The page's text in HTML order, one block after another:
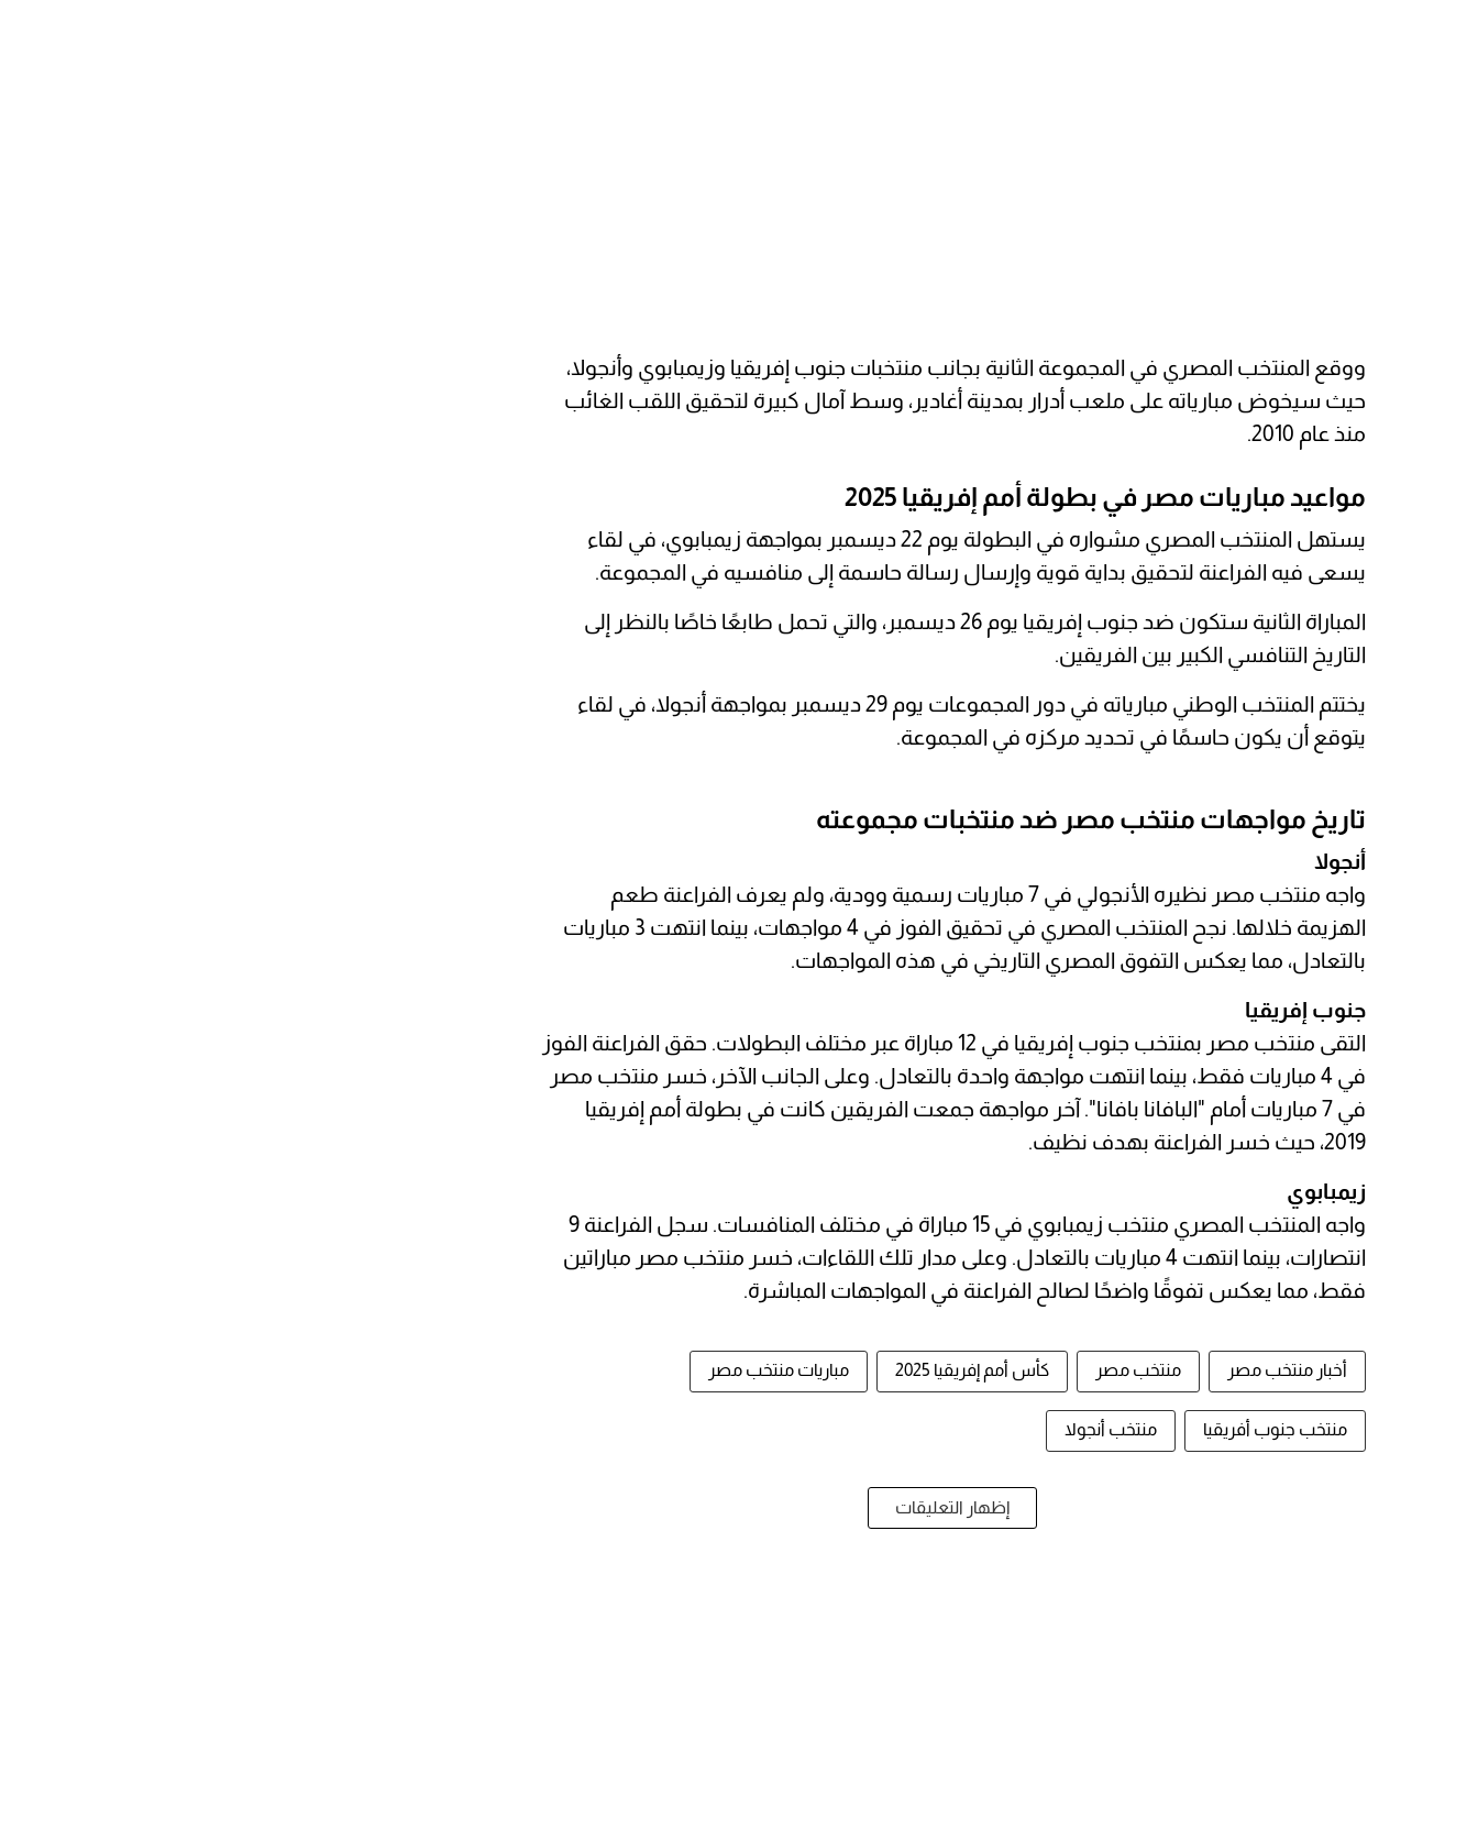
ووقع المنتخب المصري في المجموعة الثانية بجانب منتخبات جنوب إفريقيا وزيمبابوي وأنجولا،
حيث سيخوض مبارياته على ملعب أدرار بمدينة أغادير، وسط آمال كبيرة لتحقيق اللقب الغائب
منذ عام 2010.
مواعيد مباريات مصر في بطولة أمم إفريقيا 2025
يستهل المنتخب المصري مشواره في البطولة يوم 22 ديسمبر بمواجهة زيمبابوي، في لقاء
يسعى فيه الفراعنة لتحقيق بداية قوية وإرسال رسالة حاسمة إلى منافسيه في المجموعة.
المباراة الثانية ستكون ضد جنوب إفريقيا يوم 26 ديسمبر، والتي تحمل طابعًا خاصًا بالنظر إلى
التاريخ التنافسي الكبير بين الفريقين.
يختتم المنتخب الوطني مبارياته في دور المجموعات يوم 29 ديسمبر بمواجهة أنجولا، في لقاء
يتوقع أن يكون حاسمًا في تحديد مركزه في المجموعة.
تاريخ مواجهات منتخب مصر ضد منتخبات مجموعته
أنجولا
واجه منتخب مصر نظيره الأنجولي في 7 مباريات رسمية وودية، ولم يعرف الفراعنة طعم
الهزيمة خلالها. نجح المنتخب المصري في تحقيق الفوز في 4 مواجهات، بينما انتهت 3 مباريات
بالتعادل، مما يعكس التفوق المصري التاريخي في هذه المواجهات.
جنوب إفريقيا
التقى منتخب مصر بمنتخب جنوب إفريقيا في 12 مباراة عبر مختلف البطولات. حقق الفراعنة الفوز
في 4 مباريات فقط، بينما انتهت مواجهة واحدة بالتعادل. وعلى الجانب الآخر، خسر منتخب مصر
في 7 مباريات أمام "البافانا بافانا". آخر مواجهة جمعت الفريقين كانت في بطولة أمم إفريقيا
2019، حيث خسر الفراعنة بهدف نظيف.
زيمبابوي
واجه المنتخب المصري منتخب زيمبابوي في 15 مباراة في مختلف المنافسات. سجل الفراعنة 9
انتصارات، بينما انتهت 4 مباريات بالتعادل. وعلى مدار تلك اللقاءات، خسر منتخب مصر مباراتين
فقط، مما يعكس تفوقًا واضحًا لصالح الفراعنة في المواجهات المباشرة.
أخبار منتخب مصر منتخب مصر كأس أمم إفريقيا 2025 مباريات منتخب مصر
منتخب جنوب أفريقيا منتخب أنجولا
إظهار التعليقات